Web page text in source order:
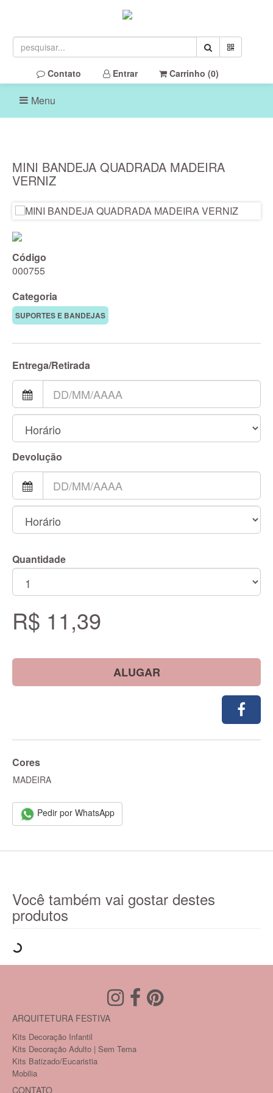
Contato Entrar Carrinho (0)
Menu
MINI BANDEJA QUADRADA MADEIRA
VERNIZ
Código
000755
Categoria
SUPORTES E BANDEJAS
Entrega/Retirada
Devolução
Quantidade
R$ 11,39
ALUGAR
Cores
MADEIRA
Pedir por WhatsApp
Você também vai gostar destes
produtos
ARQUITETURA FESTIVA
Kits Decoração Infantil
Kits Decoração Adulto | Sem Tema
Kits Batizado/Eucaristia
Mobilia
CONTATO